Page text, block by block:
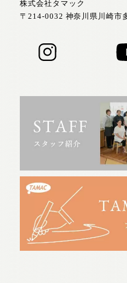
株式会社タマック
〒214-0032 神奈川県川崎市